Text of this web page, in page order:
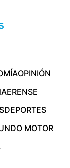
OPINIÓN
DEPORTES
MOTOR